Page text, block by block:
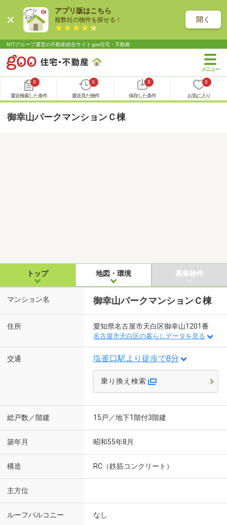
アプリ版はこちら
複数社の物件を探せる！ 開く
NTTグループ運営の不動産総合サイト goo住宅・不動産
0
最近検索した条件
0
最近見た物件
0
保存した条件
0
お気に入り
御幸山パークマンションＣ棟
トップ 地図・環境 募集物件
マンション名 御幸山パークマンションＣ棟
住所 愛知県名古屋市天白区御幸山1201番
名古屋市天白区の暮らしデータを見る
交通 塩釜口駅より徒歩で8分
乗り換え検索
総戸数／階建 15戸／地下1階付3階建
築年月 昭和55年8月
構造 RC（鉄筋コンクリート）
主方位
ルーフバルコニー なし